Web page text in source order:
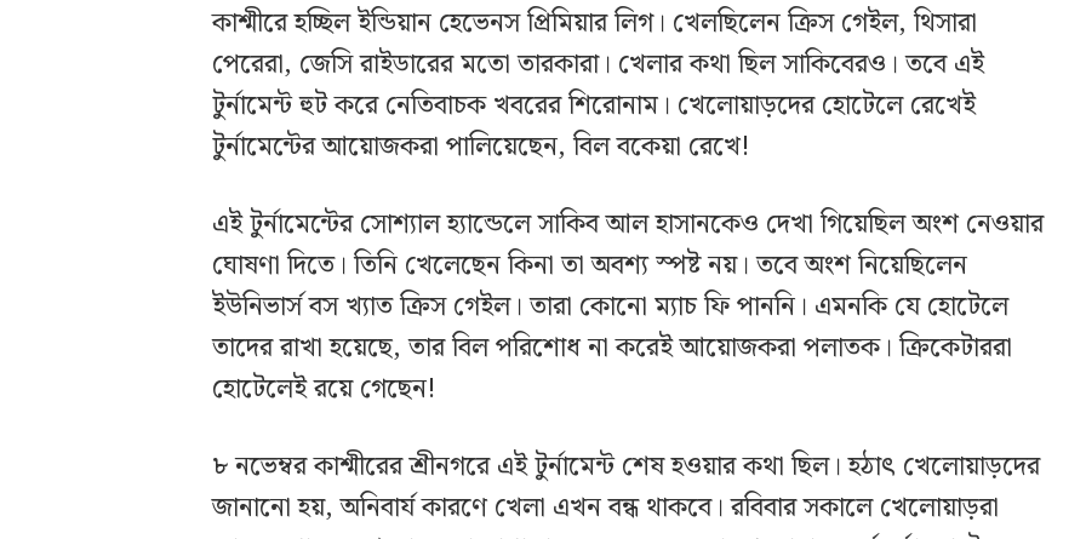
কাশ্মীরে হচ্ছিল ইন্ডিয়ান হেভেনস প্রিমিয়ার লিগ। খেলছিলেন ক্রিস গেইল, থিসারা
পেরেরা, জেসি রাইডারের মতো তারকারা। খেলার কথা ছিল সাকিবেরও। তবে এই
টুর্নামেন্ট হুট করে নেতিবাচক খবরের শিরোনাম। খেলোয়াড়দের হোটেলে রেখেই
টুর্নামেন্টের আয়োজকরা পালিয়েছেন, বিল বকেয়া রেখে!
এই টুর্নামেন্টের সোশ্যাল হ্যান্ডেলে সাকিব আল হাসানকেও দেখা গিয়েছিল অংশ নেওয়ার
ঘোষণা দিতে। তিনি খেলেছেন কিনা তা অবশ্য স্পষ্ট নয়। তবে অংশ নিয়েছিলেন
ইউনিভার্স বস খ্যাত ক্রিস গেইল। তারা কোনো ম্যাচ ফি পাননি। এমনকি যে হোটেলে
তাদের রাখা হয়েছে, তার বিল পরিশোধ না করেই আয়োজকরা পলাতক। ক্রিকেটাররা
হোটেলেই রয়ে গেছেন!
৮ নভেম্বর কাশ্মীরের শ্রীনগরে এই টুর্নামেন্ট শেষ হওয়ার কথা ছিল। হঠাৎ খেলোয়াড়দের
জানানো হয়, অনিবার্য কারণে খেলা এখন বন্ধ থাকবে। রবিবার সকালে খেলোয়াড়রা